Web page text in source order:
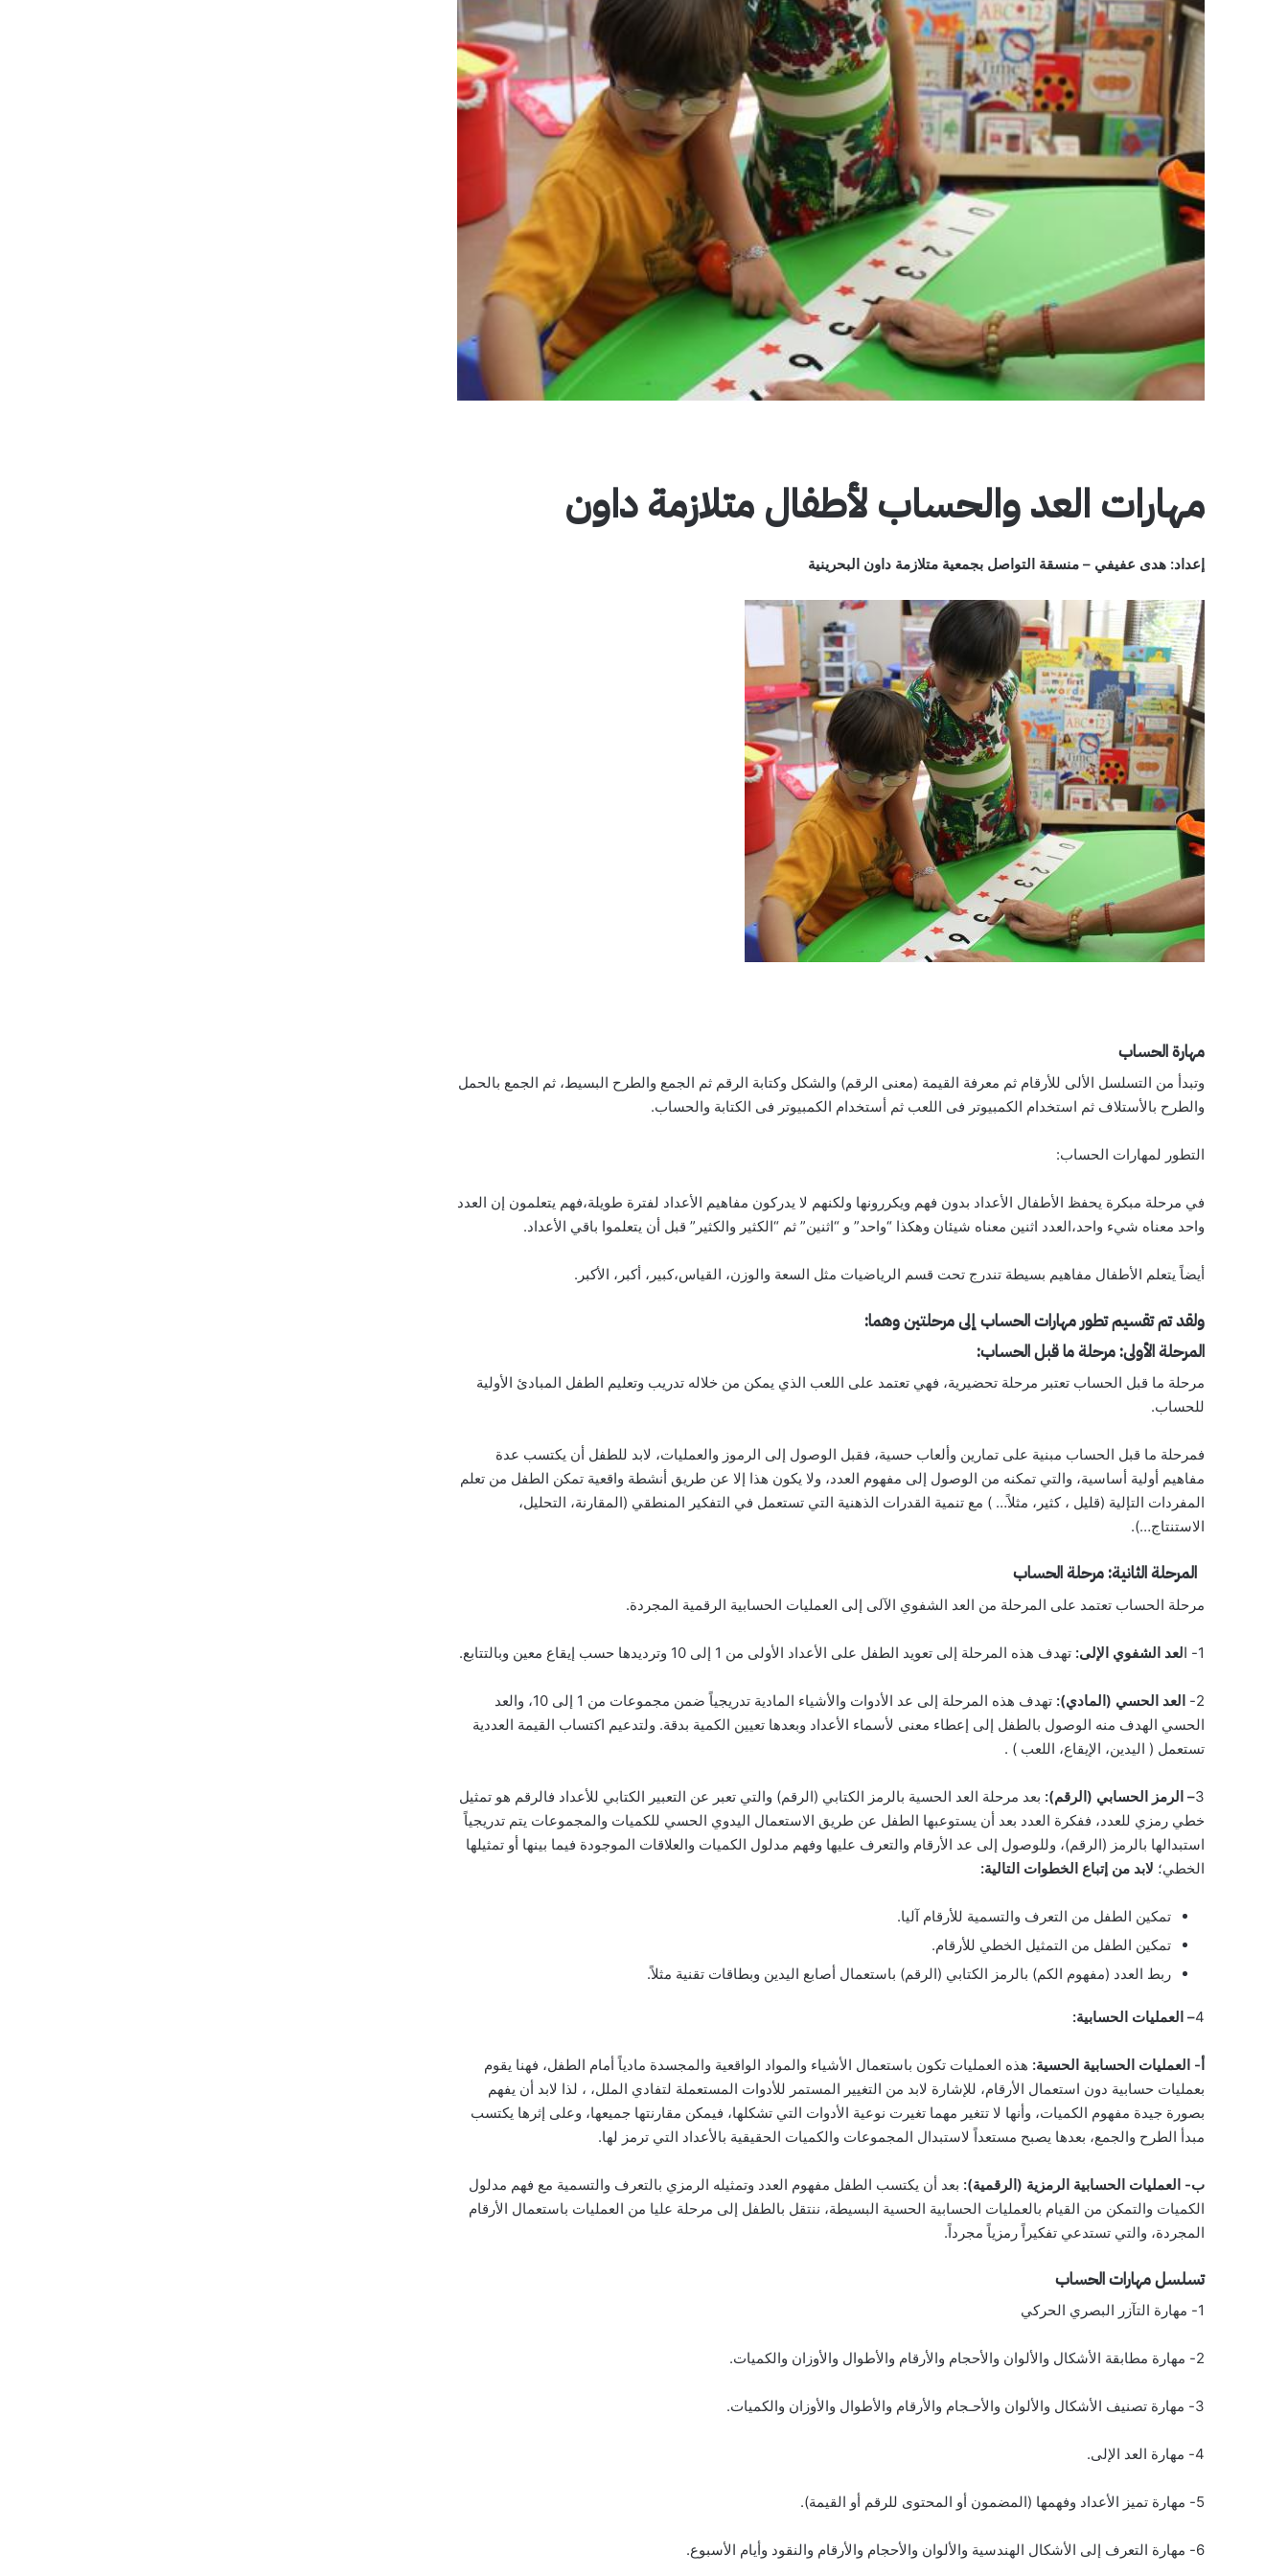
مهارات العد والحساب لأطفال متلازمة داون
إعداد: هدى عفيفي – منسقة التواصل بجمعية متلازمة داون البحرينية
مهارة الحساب
وتبدأ من التسلسل الألى للأرقام ثم معرفة القيمة (معنى الرقم) والشكل وكتابة الرقم ثم الجمع والطرح البسيط، ثم الجمع بالحمل
والطرح بالأستلاف ثم استخدام الكمبيوتر فى اللعب ثم أستخدام الكمبيوتر فى الكتابة والحساب.
التطور لمهارات الحساب:
في مرحلة مبكرة يحفظ الأطفال الأعداد بدون فهم ويكررونها ولكنهم لا يدركون مفاهيم الأعداد لفترة طويلة،فهم يتعلمون إن العدد
واحد معناه شيء واحد،العدد اثنين معناه شيئان وهكذا “واحد” و “اثنين” ثم “الكثير والكثير” قبل أن يتعلموا باقي الأعداد.
أيضاً يتعلم الأطفال مفاهيم بسيطة تندرج تحت قسم الرياضيات مثل السعة والوزن، القياس،كبير، أكبر، الأكبر.
ولقد تم تقسيم تطور مهارات الحساب إلى مرحلتين وهما:
المرحلة الأولى: مرحلة ما قبل الحساب:
مرحلة ما قبل الحساب تعتبر مرحلة تحضيرية، فهي تعتمد على اللعب الذي يمكن من خلاله تدريب وتعليم الطفل المبادئ الأولية
للحساب.
فمرحلة ما قبل الحساب مبنية على تمارين وألعاب حسية، فقبل الوصول إلى الرموز والعمليات، لابد للطفل أن يكتسب عدة
مفاهيم أولية أساسية، والتي تمكنه من الوصول إلى مفهوم العدد، ولا يكون هذا إلا عن طريق أنشطة واقعية تمكن الطفل من تعلم
المفردات التإلية (قليل ، كثير، مثلاً… ) مع تنمية القدرات الذهنية التي تستعمل في التفكير المنطقي (المقارنة، التحليل،
الاستنتاج…).
المرحلة الثانية: مرحلة الحساب
مرحلة الحساب تعتمد على المرحلة من العد الشفوي الآلى إلى العمليات الحسابية الرقمية المجردة.
1- ا لعد الشفوي الإلى: تهدف هذه المرحلة إلى تعويد الطفل على الأعداد الأولى من 1 إلى 10 وترديدها حسب إيقاع معين وبالتتابع.
2- العد الحسي (المادي):
تهدف هذه المرحلة إلى عد الأدوات والأشياء المادية تدريجياً ضمن مجموعات من 1 إلى 10، والعد
الحسي الهدف منه الوصول بالطفل إلى إعطاء معنى لأسماء الأعداد وبعدها تعيين الكمية بدقة. ولتدعيم اكتساب القيمة العددية
تستعمل ( اليدين، الإيقاع، اللعب ) .
3– الرمز الحسابي (الرقم): بعد مرحلة العد الحسية بالرمز الكتابي (الرقم) والتي تعبر عن التعبير الكتابي للأعداد فالرقم هو تمثيل
خطي رمزي للعدد، ففكرة العدد بعد أن يستوعبها الطفل عن طريق الاستعمال اليدوي الحسي للكميات والمجموعات يتم تدريجياً
استبدالها بالرمز (الرقم)، وللوصول إلى عد الأرقام والتعرف عليها وفهم مدلول الكميات والعلاقات الموجودة فيما بينها أو تمثيلها
الخطي؛ لابد من إتباع الخطوات التالية:
تمكين الطفل من التعرف والتسمية للأرقام آليا.
تمكين الطفل من التمثيل الخطي للأرقام.
ربط العدد (مفهوم الكم) بالرمز الكتابي (الرقم) باستعمال أصابع اليدين وبطاقات تقنية مثلاً.
4– العمليات الحسابية:
أ- العمليات الحسابية الحسية: هذه العمليات تكون باستعمال الأشياء والمواد الواقعية والمجسدة مادياً أمام الطفل، فهنا يقوم
بعمليات حسابية دون استعمال الأرقام، للإشارة لابد من التغيير المستمر للأدوات المستعملة لتفادي الملل، ، لذا لابد أن يفهم
بصورة جيدة مفهوم الكميات، وأنها لا تتغير مهما تغيرت نوعية الأدوات التي تشكلها، فيمكن مقارنتها جميعها، وعلى إثرها يكتسب
مبدأ الطرح والجمع، بعدها يصبح مستعداً لاستبدال المجموعات والكميات الحقيقية بالأعداد التي ترمز لها.
ب- العمليات الحسابية الرمزية (الرقمية): بعد أن يكتسب الطفل مفهوم العدد وتمثيله الرمزي بالتعرف والتسمية مع فهم مدلول
الكميات والتمكن من القيام بالعمليات الحسابية الحسية البسيطة، ننتقل بالطفل إلى مرحلة عليا من العمليات باستعمال الأرقام
المجردة، والتي تستدعي تفكيراً رمزياً مجرداً.
تسلسل مهارات الحساب
1- مهارة التآزر البصري الحركي
2- مهارة مطابقة الأشكال والألوان والأحجام والأرقام والأطوال والأوزان والكميات.
3- مهارة تصنيف الأشكال والألوان والأحـجام والأرقام والأطوال والأوزان والكميات.
4- مهارة العد الإلى.
5- مهارة تميز الأعداد وفهمها (المضمون أو المحتوى للرقم أو القيمة).
6- مهارة التعرف إلى الأشكال الهندسية والألوان والأحجام والأرقام والنقود وأيام الأسبوع.